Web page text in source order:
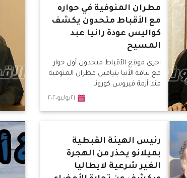
مطران المنوفية في حواره
مع الأقباط متحدون يكشف
كواليس عودة رانيا عبد
المسيح
اجري موقع الأقباط متحدون أول حوار
مع نيافة الأنبا بنيامين مطران المنوفية
منذ أزمة فيروس كورونا
٢١يوليو٢٠٢٠
رئيس الهيئة القبطية
بميلانو يحذر من الهجرة
الغير شرعية لايطاليا